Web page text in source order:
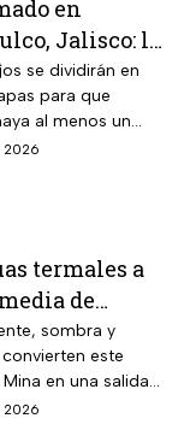
en
Jalisco: la
Jesús Michel
Julio) seguirá
hasta
2026 y este
se dividirán en
para que
al menos un
en cada
2026
termales a
de
Nuevo
la
cuesta desde
y este grupo
sombra y
este
en una salida
pasar el día en
2026